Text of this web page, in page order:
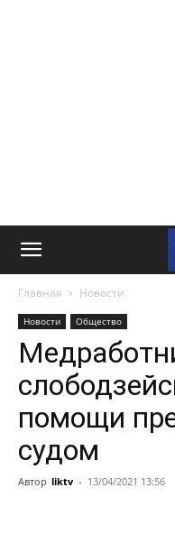
Главная Новости
Новости Общество
помощи
судом
Автор liktv - 13/04/2021 13:56